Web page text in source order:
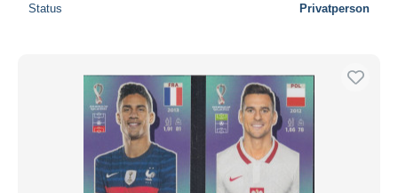
Status Privatperson